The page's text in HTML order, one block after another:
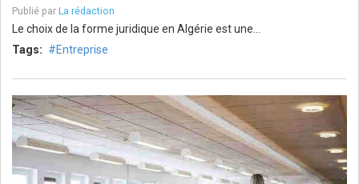
Publié par La rédaction
Le choix de la forme juridique en Algérie est une…
Tags:
Entreprise